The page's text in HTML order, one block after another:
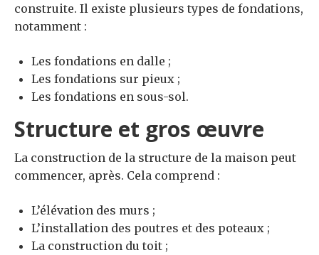
construite. Il existe plusieurs types de fondations,
notamment :
Les fondations en dalle ;
Les fondations sur pieux ;
Les fondations en sous-sol.
Structure et gros œuvre
La construction de la structure de la maison peut
commencer, après. Cela comprend :
L’élévation des murs ;
L’installation des poutres et des poteaux ;
La construction du toit ;